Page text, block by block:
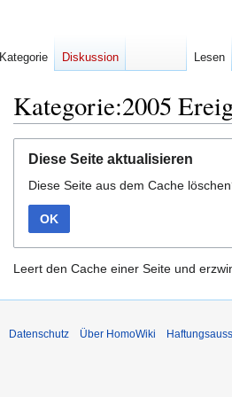
Kategorie:2005
Navigation
springen
Suche
springen
Diese Seite aktualisieren
Diese Seite aus dem Cache
OK
Leert den Cache einer Seite und
Kategorie Diskussion Lesen
Datenschutz Über HomoWiki